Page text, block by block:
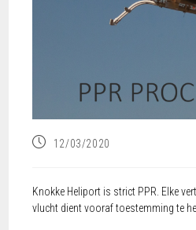
12/03/2020
Knokke Heliport is strict PPR. Elke
vlucht dient vooraf toestemming te